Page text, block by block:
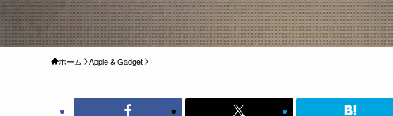
ホーム Apple & Gadget